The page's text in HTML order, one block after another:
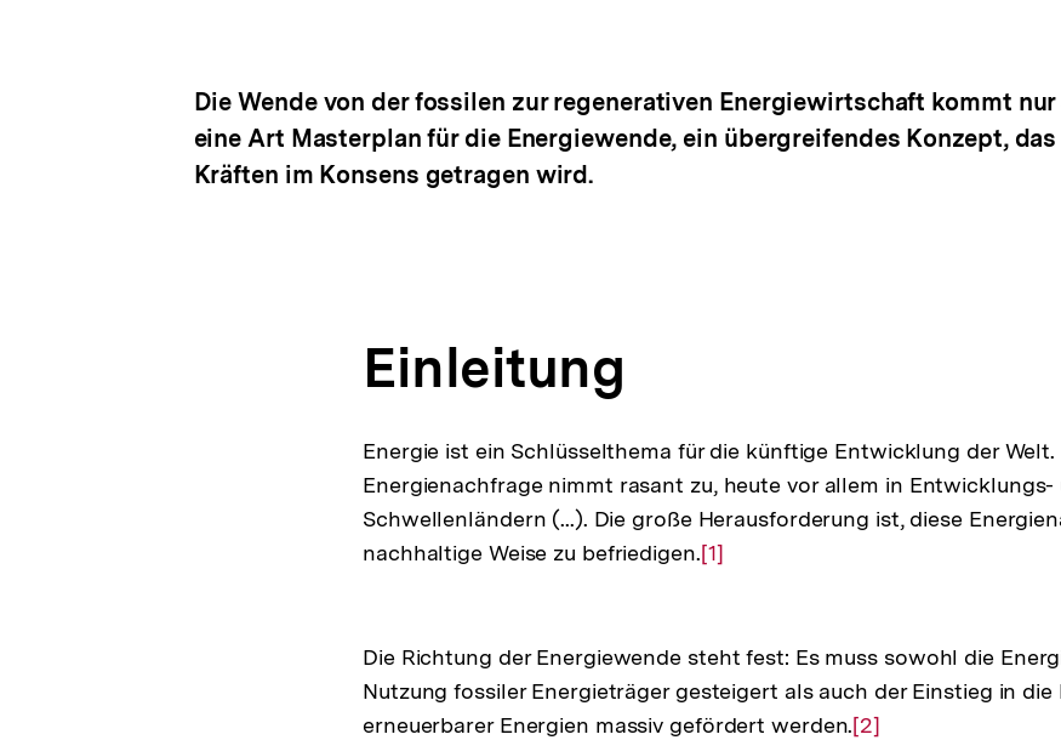
Die Wende von der fossilen zur regenerativen Energiewirtschaft kommt
eine Art Masterplan für die Energiewende, ein übergreifendes Konzept,
Kräften im Konsens getragen wird.
Einleitung
Energie ist ein Schlüsselthema für die künftige Entwicklung der
Energienachfrage nimmt rasant zu, heute vor allem in Entwicklungs-
Schwellenländern (...). Die große Herausforderung ist, diese
nachhaltige Weise zu befriedigen.Zur
Fußnote
[1]
Die Richtung der Energiewende steht fest: Es muss sowohl die
Nutzung fossiler Energieträger gesteigert als auch der Einstieg in die
erneuerbarer Energien massiv gefördert werden.Zur
[2]